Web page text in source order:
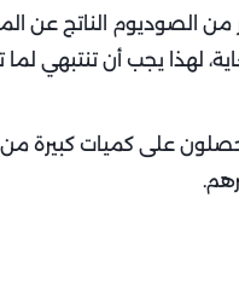
من الصوديوم الناتج عن
لهذا يجب أن تنتبهي
على كميات كبيرة